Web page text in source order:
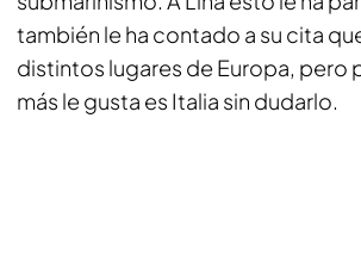
también le ha contado a su cita
distintos lugares de Europa, pero
más le gusta es Italia sin dudarlo.